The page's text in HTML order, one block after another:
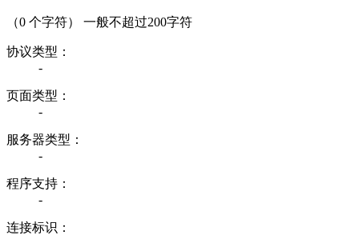
（0 个字符） 一般不超过200字符
协议类型：
-
页面类型：
-
服务器类型：
-
程序支持：
-
连接标识：